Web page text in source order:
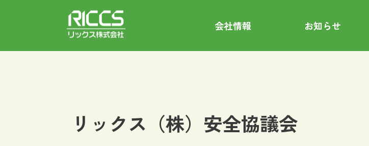
会社情報 お知らせ
リックス（株）安全協議会